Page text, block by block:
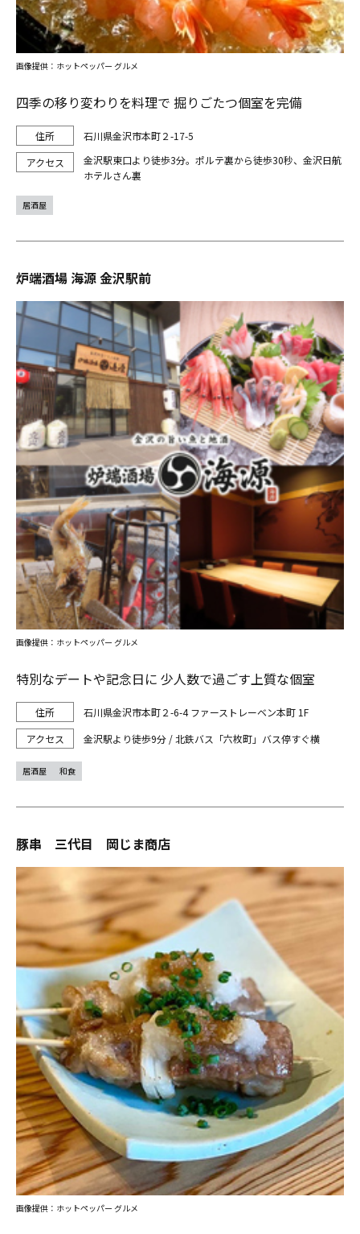
四季の移り変わりを料理で 掘りごたつ個室を完備
石川県金沢市本町２-17-5
金沢駅東口より徒歩3分。ポルテ裏から徒歩30秒、金沢日航
ホテルさん裏
画像提供：ホットペッパー グルメ
居酒屋
炉端酒場 海源 金沢駅前
特別なデートや記念日に 少人数で過ごす上質な個室
石川県金沢市本町２-6-4 ファーストレーベン本町 1F
金沢駅より徒歩9分 / 北鉄バス「六枚町」バス停すぐ横
画像提供：ホットペッパー グルメ
居酒屋 和食
豚串 三代目 岡じま商店
画像提供：ホットペッパー グルメ